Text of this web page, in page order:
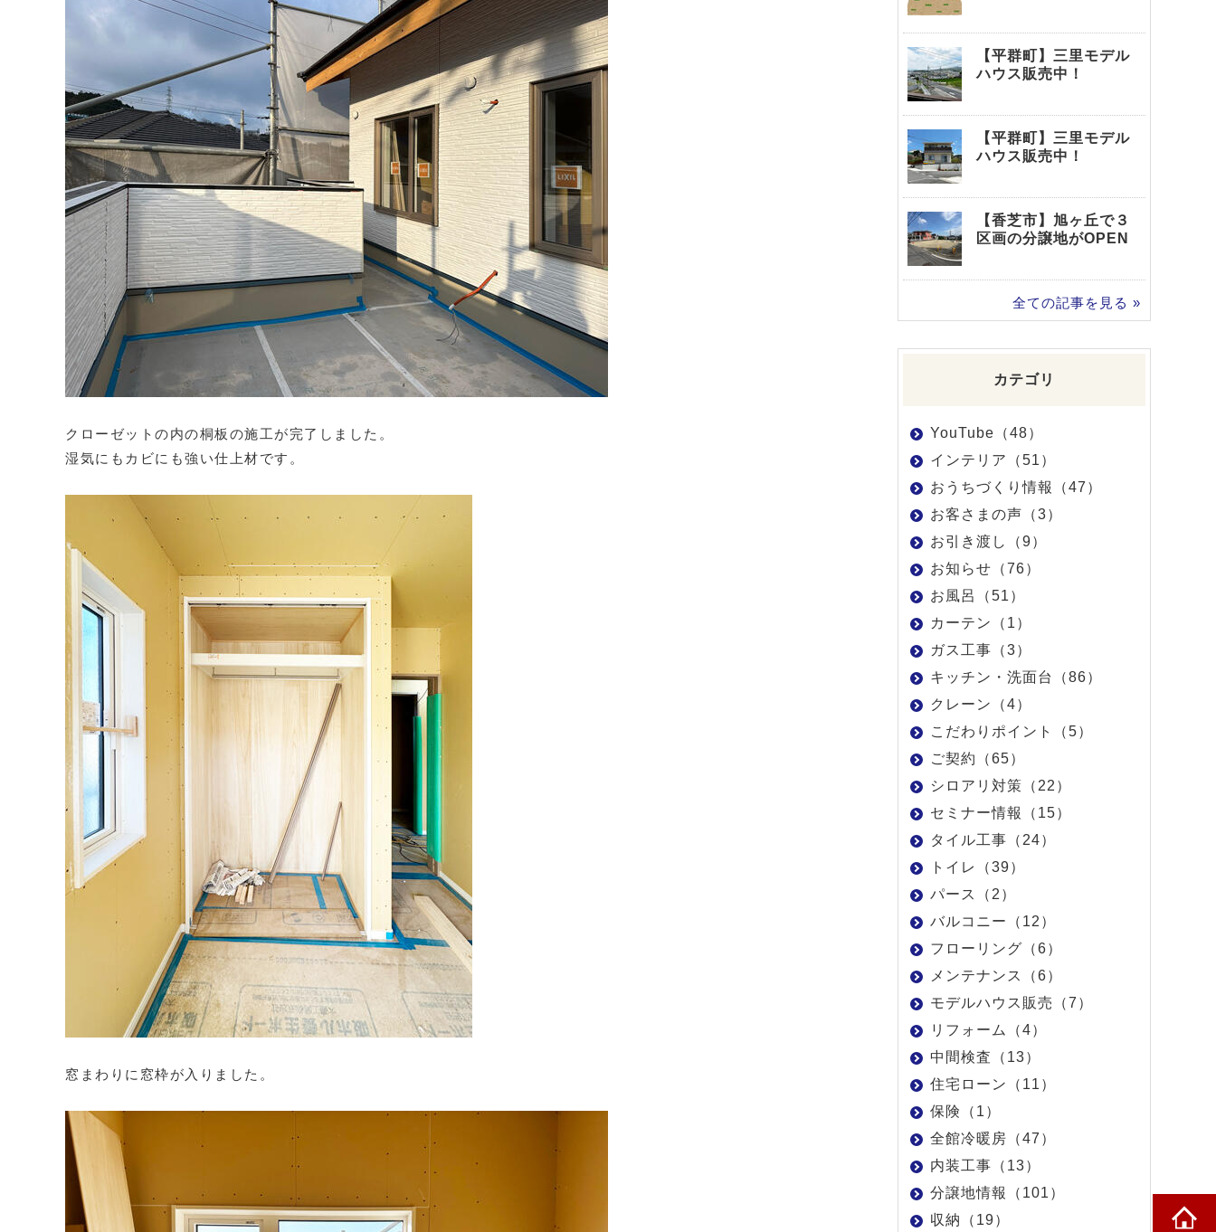
クローゼットの内の桐板の施工が完了しました。
湿気にもカビにも強い仕上材です。
窓まわりに窓枠が入りました。
【平群町】三里モデル
ハウス販売中！
【平群町】三里モデル
ハウス販売中！
【香芝市】旭ヶ丘で３
区画の分譲地がOPEN
全ての記事を見る »
カテゴリ
YouTube（48）
インテリア（51）
おうちづくり情報（47）
お客さまの声（3）
お引き渡し（9）
お知らせ（76）
お風呂（51）
カーテン（1）
ガス工事（3）
キッチン・洗面台（86）
クレーン（4）
こだわりポイント（5）
ご契約（65）
シロアリ対策（22）
セミナー情報（15）
タイル工事（24）
トイレ（39）
パース（2）
バルコニー（12）
フローリング（6）
メンテナンス（6）
モデルハウス販売（7）
リフォーム（4）
中間検査（13）
住宅ローン（11）
保険（1）
全館冷暖房（47）
内装工事（13）
分譲地情報（101）
収納（19）